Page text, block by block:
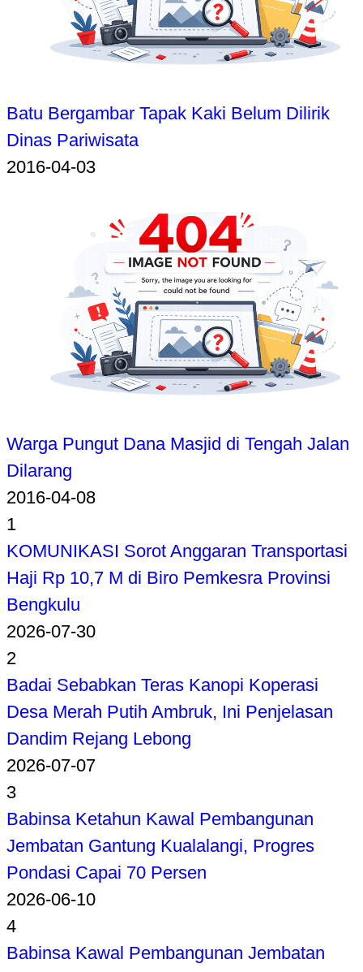
Batu Bergambar Tapak Kaki Belum Dilirik
Dinas Pariwisata
2016-04-03
Warga Pungut Dana Masjid di Tengah Jalan
Dilarang
2016-04-08
1
KOMUNIKASI Sorot Anggaran Transportasi
Haji Rp 10,7 M di Biro Pemkesra Provinsi
Bengkulu
2026-07-30
2
Badai Sebabkan Teras Kanopi Koperasi
Desa Merah Putih Ambruk, Ini Penjelasan
Dandim Rejang Lebong
2026-07-07
3
Babinsa Ketahun Kawal Pembangunan
Jembatan Gantung Kualalangi, Progres
Pondasi Capai 70 Persen
2026-06-10
4
Babinsa Kawal Pembangunan Jembatan